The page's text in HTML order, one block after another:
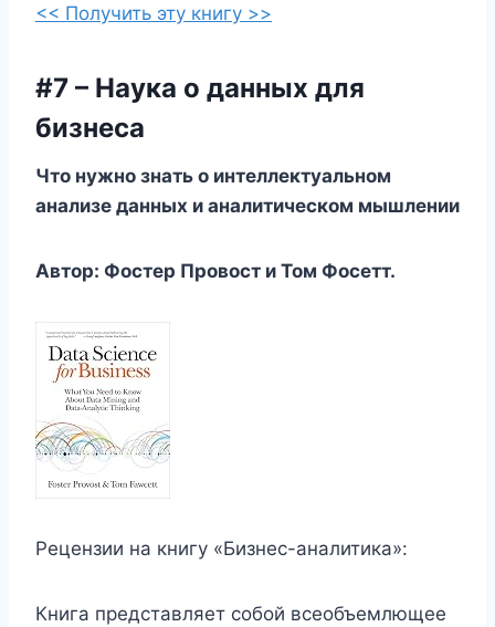
<< Получить эту книгу >>
#7 – Наука о данных для
бизнеса
Что нужно знать о интеллектуальном
анализе данных и аналитическом мышлении
Автор: Фостер Провост и Том Фосетт.
Рецензии на книгу «Бизнес-аналитика»:
Книга представляет собой всеобъемлющее